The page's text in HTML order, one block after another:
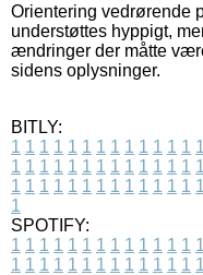
Orientering vedrørende
understøttes hyppigt,
ændringer der måtte
sidens oplysninger.
BITLY:
1 1 1 1 1 1 1 1 1 1 1 1 1 1
1 1 1 1 1 1 1 1 1 1 1 1 1 1
1 1 1 1 1 1 1 1 1 1 1 1 1 1
1
SPOTIFY:
1 1 1 1 1 1 1 1 1 1 1 1 1 1
1 1 1 1 1 1 1 1 1 1 1 1 1 1